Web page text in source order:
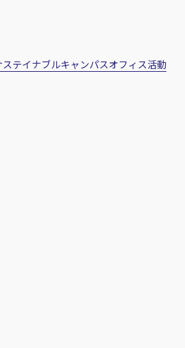
テイナブルキャンパスオフィス活動